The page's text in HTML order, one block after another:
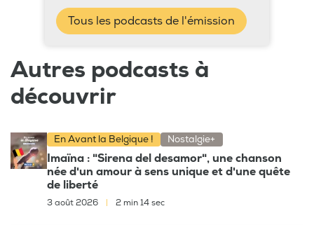
Tous les podcasts de l'émission
Autres podcasts à
découvrir
En Avant la Belgique ! Nostalgie+
Imaïna : "Sirena del desamor", une chanson
née d'un amour à sens unique et d'une quête
de liberté
3 août 2026 2 min 14 sec